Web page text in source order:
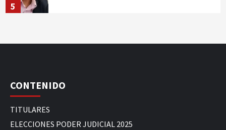
5
CONTENIDO
TITULARES
ELECCIONES PODER JUDICIAL 2025